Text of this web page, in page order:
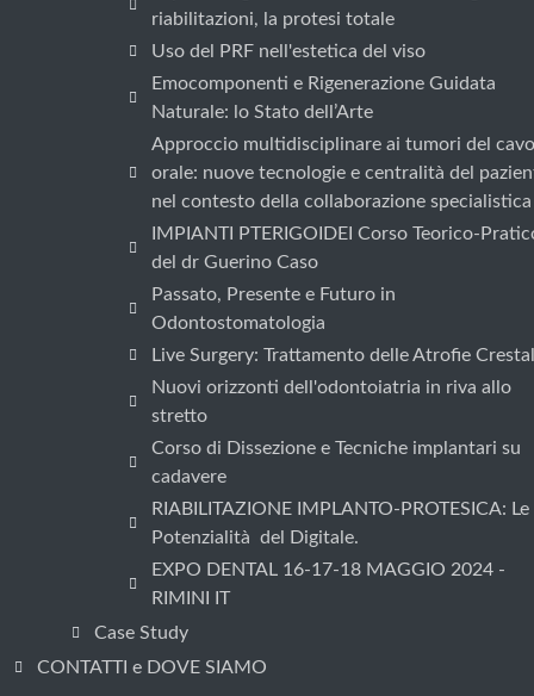
riabilitazioni, la protesi totale
Uso del PRF nell'estetica del viso
Emocomponenti e Rigenerazione Guidata
Naturale: lo Stato dell’Arte
Approccio multidisciplinare ai tumori del cavo
orale: nuove tecnologie e centralità del
nel contesto della collaborazione specialistica
IMPIANTI PTERIGOIDEI Corso Teorico-
del dr Guerino Caso
Passato, Presente e Futuro in
Odontostomatologia
Live Surgery: Trattamento delle Atrofie
Nuovi orizzonti dell'odontoiatria in riva allo
stretto
Corso di Dissezione e Tecniche implantari su
cadavere
RIABILITAZIONE IMPLANTO-PROTESICA: Le
Potenzialità del Digitale.
EXPO DENTAL 16-17-18 MAGGIO 2024 -
RIMINI IT
Case Study
CONTATTI e DOVE SIAMO